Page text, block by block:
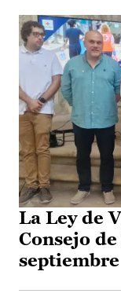
La Ley de
Consejo
septiembre